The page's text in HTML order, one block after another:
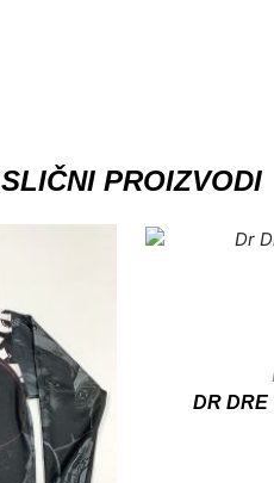
SLIČNI PROIZVODI
DR DRE